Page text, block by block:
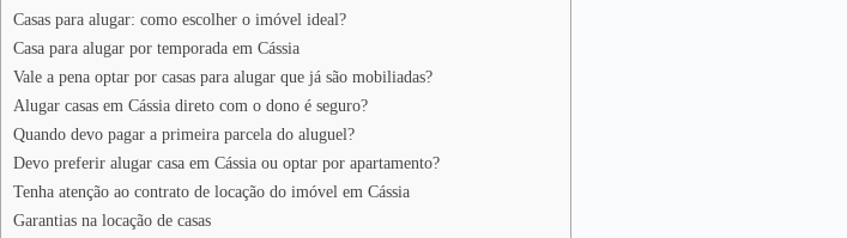
Casas para alugar: como escolher o imóvel ideal?
Casa para alugar por temporada em Cássia
Vale a pena optar por casas para alugar que já são mobiliadas?
Alugar casas em Cássia direto com o dono é seguro?
Quando devo pagar a primeira parcela do aluguel?
Devo preferir alugar casa em Cássia ou optar por apartamento?
Tenha atenção ao contrato de locação do imóvel em Cássia
Garantias na locação de casas